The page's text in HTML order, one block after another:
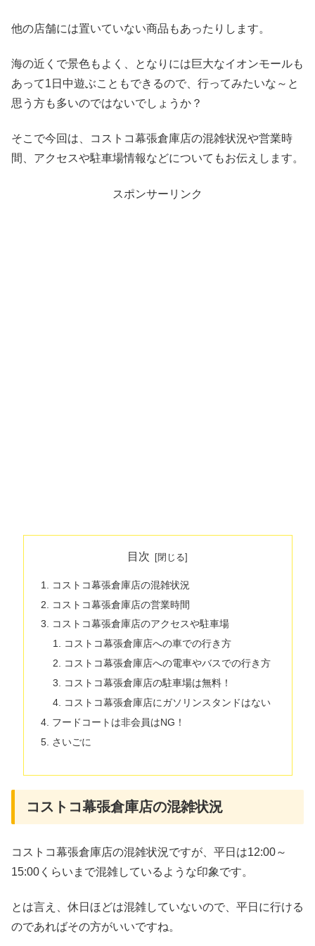
他の店舗には置いていない商品もあったりします。
海の近くで景色もよく、となりには巨大なイオンモールも
あって1日中遊ぶこともできるので、行ってみたいな～と
思う方も多いのではないでしょうか？
そこで今回は、コストコ幕張倉庫店の混雑状況や営業時
間、アクセスや駐車場情報などについてもお伝えします。
スポンサーリンク
目次
コストコ幕張倉庫店の混雑状況
コストコ幕張倉庫店の営業時間
コストコ幕張倉庫店のアクセスや駐車場
コストコ幕張倉庫店への車での行き方
コストコ幕張倉庫店への電車やバスでの行き方
コストコ幕張倉庫店の駐車場は無料！
コストコ幕張倉庫店にガソリンスタンドはない
フードコートは非会員はNG！
さいごに
コストコ幕張倉庫店の混雑状況
コストコ幕張倉庫店の混雑状況ですが、平日は12:00～
15:00くらいまで混雑しているような印象です。
とは言え、休日ほどは混雑していないので、平日に行ける
のであればその方がいいですね。